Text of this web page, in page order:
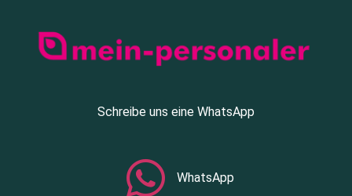
Schreibe uns eine WhatsApp
WhatsApp